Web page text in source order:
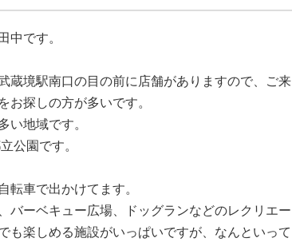
中です。
蔵境駅南口の目の前に店舗がありますので、ご来
お探しの方が多いです。
い地域です。
公園です。
転車で出かけてます。
バーベキュー広場、ドッグランなどのレクリエー
も楽しめる施設がいっぱいですが、なんといって